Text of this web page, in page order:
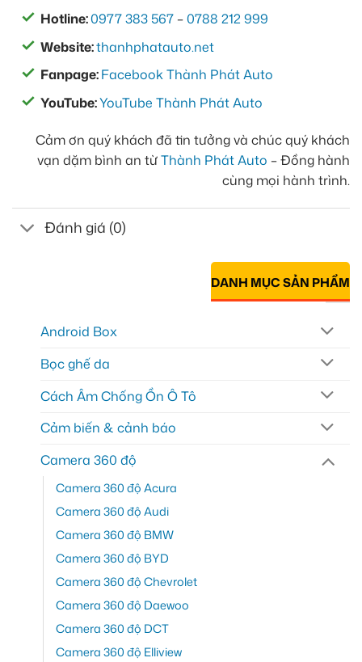
Hotline:0977 383 567 –0788 212 999
Website:thanhphatauto.net
Fanpage:Facebook Thành Phát Auto
YouTube:YouTube Thành Phát Auto
Cảm ơn quý khách đã tin tưởng và chúc quý khách
vạn dặm bình an từThành Phát Auto – Đồng hành
cùng mọi hành trình.
Đánh giá (0)
DANH MỤC SẢN PHẨM
Android Box
Bọc ghế da
Cách Âm Chống Ồn Ô Tô
Cảm biến & cảnh báo
Camera 360 độ
Camera 360 độ Acura
Camera 360 độ Audi
Camera 360 độ BMW
Camera 360 độ BYD
Camera 360 độ Chevrolet
Camera 360 độ Daewoo
Camera 360 độ DCT
Camera 360 độ Elliview